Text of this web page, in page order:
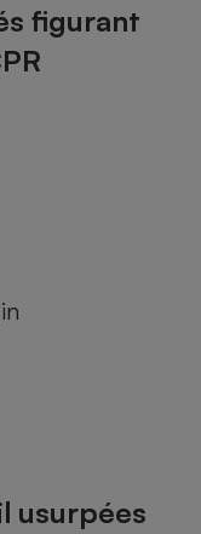
figurant
usurpées